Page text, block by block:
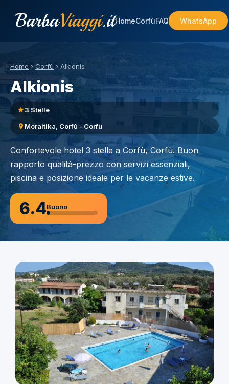
BarbaViaggi.itHomeCorfùFAQ WhatsApp
Home › Corfù › Alkionis
Alkionis
3 Stelle
Moraitika, Corfù - Corfù
Confortevole hotel 3 stelle a Corfù, Corfù. Buon
rapporto qualità-prezzo con servizi essenziali,
piscina e posizione ideale per le vacanze estive.
6.4Buono